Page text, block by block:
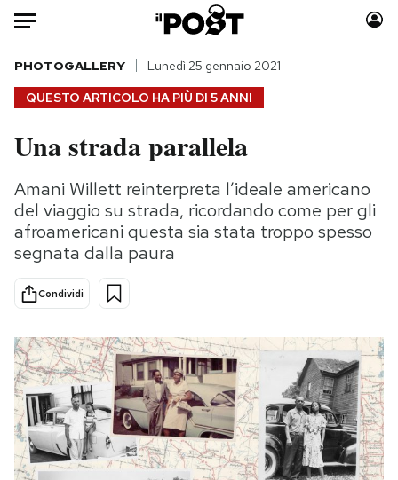
Auto
HOME
Italia
Politica
Tecnologia
Internet
Scienza
Cultura
Sport
Moda
Consumismi
Storie/Idee
Mondiali calcio 2026
PODCAST
QUESTO ARTICOLO HA PIÙ DI 5 ANNI
PHOTOGALLERY Lunedì 25 gennaio 2021
Una strada parallela
Amani Willett reinterpreta l’ideale americano
del viaggio su strada, ricordando come per gli
afroamericani questa sia stata troppo spesso
segnata dalla paura
Condividi